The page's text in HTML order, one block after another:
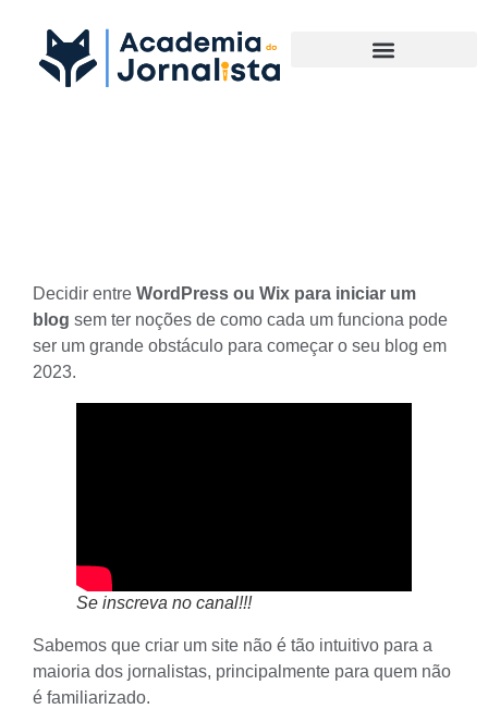
Decidir entre WordPress ou Wix para iniciar um
blog sem ter noções de como cada um funciona pode
ser um grande obstáculo para começar o seu blog em
2023.
Se inscreva no canal!!!
Sabemos que criar um site não é tão intuitivo para a
maioria dos jornalistas, principalmente para quem não
é familiarizado.